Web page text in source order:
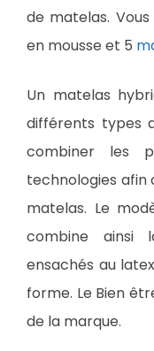
de matelas.
en mousse et 5
Un matelas
différents types
combiner les
technologies
matelas. Le
combine ainsi
ensachés au
forme. Le Bien
de la marque.